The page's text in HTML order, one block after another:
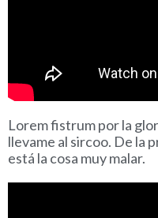
Lorem fistrum por la
llevame al sircoo. De la
está la cosa muy malar.